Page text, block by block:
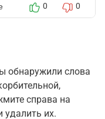
0 0
обнаружили слова
справа на
их.